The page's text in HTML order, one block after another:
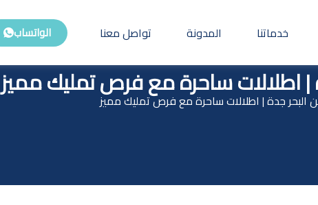
خدماتنا المدونة تواصل معنا الواتساب
اطلالات ساحرة مع فرص تمليك مميز
جدة | اطلالات ساحرة مع فرص تمليك مميز